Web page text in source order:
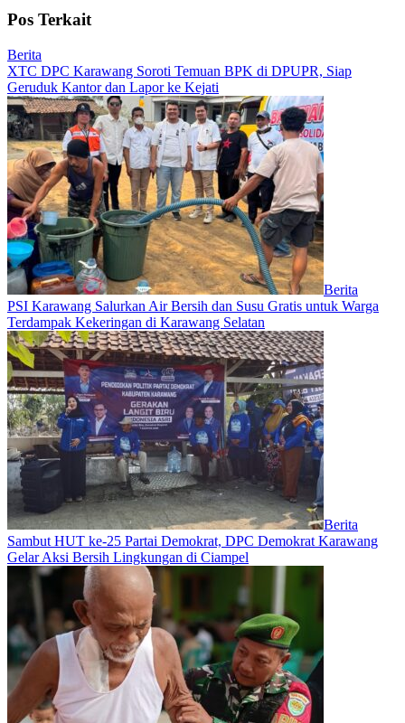
Pos Terkait
Berita
XTC DPC Karawang Soroti Temuan BPK di DPUPR, Siap
Geruduk Kantor dan Lapor ke Kejati
Berita
PSI Karawang Salurkan Air Bersih dan Susu Gratis untuk Warga
Terdampak Kekeringan di Karawang Selatan
Berita
Sambut HUT ke-25 Partai Demokrat, DPC Demokrat Karawang
Gelar Aksi Bersih Lingkungan di Ciampel